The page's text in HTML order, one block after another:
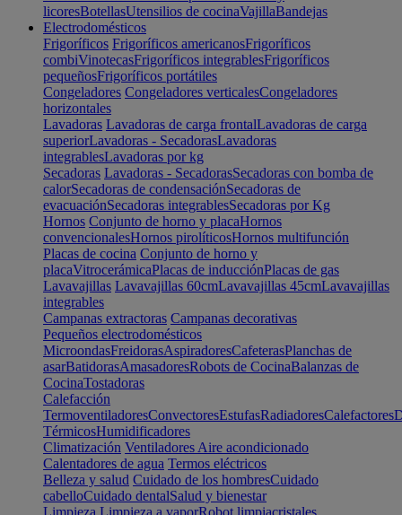
licoresBotellasUtensilios de cocinaVajillaBandejas
Electrodomésticos
Frigoríficos Frigoríficos americanosFrigoríficos
combiVinotecasFrigoríficos integrablesFrigoríficos
pequeñosFrigoríficos portátiles
Congeladores Congeladores verticalesCongeladores
horizontales
Lavadoras Lavadoras de carga frontalLavadoras de carga
superiorLavadoras - SecadorasLavadoras
integrablesLavadoras por kg
Secadoras Lavadoras - SecadorasSecadoras con bomba de
calorSecadoras de condensaciónSecadoras de
evacuaciónSecadoras integrablesSecadoras por Kg
Hornos Conjunto de horno y placaHornos
convencionalesHornos pirolíticosHornos multifunción
Placas de cocina Conjunto de horno y
placaVitrocerámicaPlacas de inducciónPlacas de gas
Lavavajillas Lavavajillas 60cmLavavajillas 45cmLavavajillas
integrables
Campanas extractoras Campanas decorativas
Pequeños electrodomésticos
MicroondasFreidorasAspiradoresCafeterasPlanchas de
asarBatidorasAmasadoresRobots de CocinaBalanzas de
CocinaTostadoras
Calefacción
TermoventiladoresConvectoresEstufasRadiadoresCalefactores
TérmicosHumidificadores
Climatización Ventiladores Aire acondicionado
Calentadores de agua Termos eléctricos
Belleza y salud Cuidado de los hombresCuidado
cabelloCuidado dentalSalud y bienestar
Limpieza Limpieza a vaporRobot limpiacristales